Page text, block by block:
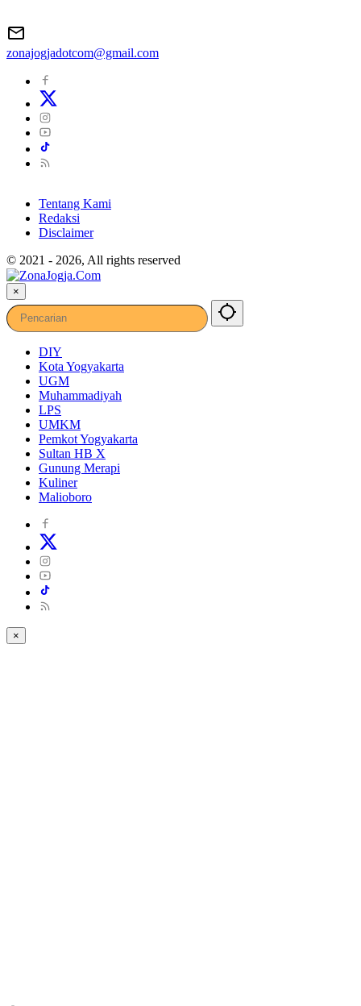
zonajogjadotcom@gmail.com
Tentang Kami
Redaksi
Disclaimer
© 2021 - 2026, All rights reserved
×
DIY
Kota Yogyakarta
UGM
Muhammadiyah
LPS
UMKM
Pemkot Yogyakarta
Sultan HB X
Gunung Merapi
Kuliner
Malioboro
×